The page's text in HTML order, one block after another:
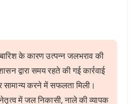
बारिश के कारण उत्पन्न जलभराव की
द्वारा समय रहते की गई कार्रवाई
सामान्य करने में सफलता मिली।
में जल निकासी, नाले की व्यापक